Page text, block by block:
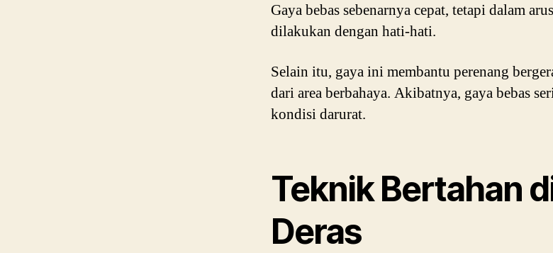
Gaya bebas sebenarnya cepat, tetapi dalam
dilakukan dengan hati-hati.
Selain itu, gaya ini membantu perenang
dari area berbahaya. Akibatnya, gaya bebas
kondisi darurat.
Teknik Bertahan
Deras